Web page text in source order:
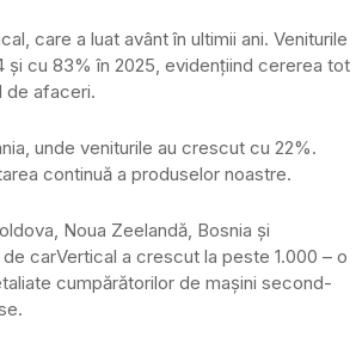
care a luat avânt în ultimii ani. Veniturile
și cu 83% în 2025, evidențiind cererea tot
de afaceri.
unde veniturile au crescut cu 22%.
continuă a produselor noastre.
Noua Zeelandă, Bosnia și
carVertical a crescut la peste 1.000 – o
cumpărătorilor de mașini second-